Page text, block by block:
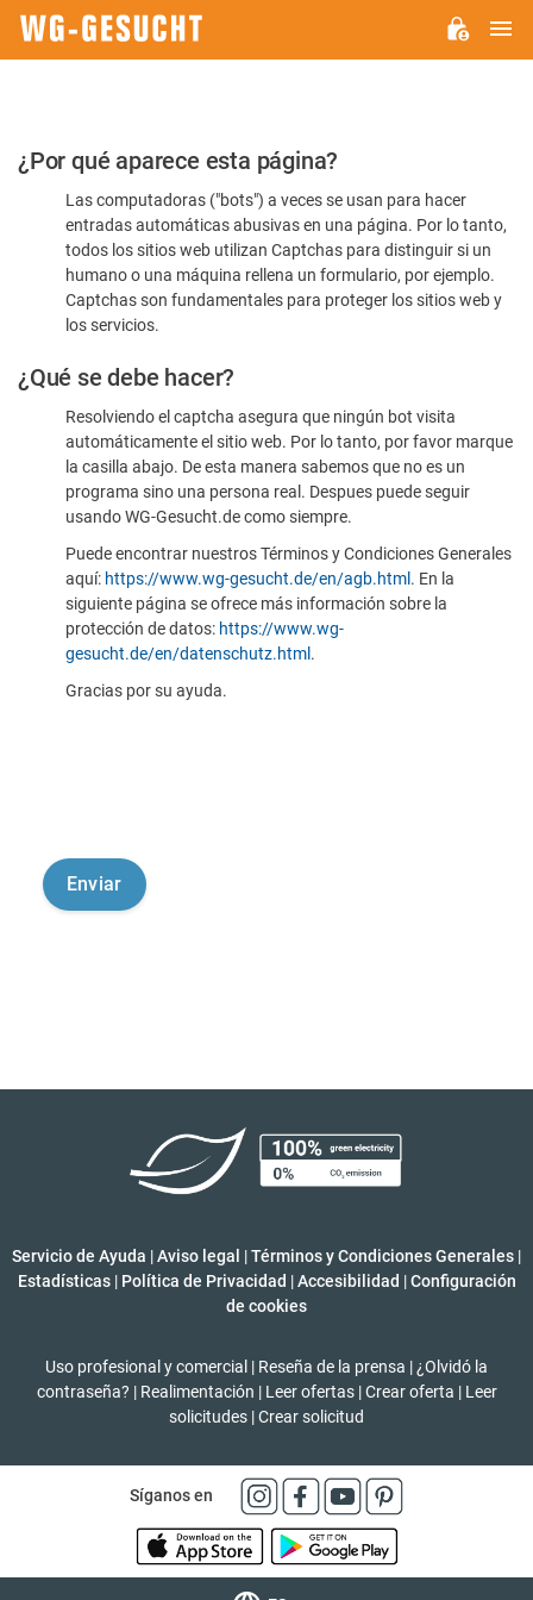
Por
favor,
confirme
humano
¿Por qué aparece esta página?
Las computadoras ("bots") a veces se usan para hacer
entradas automáticas abusivas en una página. Por lo tanto,
todos los sitios web utilizan Captchas para distinguir si un
humano o una máquina rellena un formulario, por ejemplo.
Captchas son fundamentales para proteger los sitios web y
los servicios.
¿Qué se debe hacer?
Resolviendo el captcha asegura que ningún bot visita
automáticamente el sitio web. Por lo tanto, por favor marque
la casilla abajo. De esta manera sabemos que no es un
programa sino una persona real. Despues puede seguir
usando WG-Gesucht.de como siempre.
Puede encontrar nuestros Términos y Condiciones Generales
aquí: https://www.wg-gesucht.de/en/agb.html . En la
siguiente página se ofrece más información sobre la
protección de datos: https://www.wg-
gesucht.de/en/datenschutz.html .
Gracias por su ayuda.
Servicio de Ayuda |Aviso legal |Términos y Condiciones Generales |
Estadísticas | Política de Privacidad | Accesibilidad | Configuración
de cookies
Uso profesional y comercial | Reseña de la prensa | ¿Olvidó la
contraseña? | Realimentación | Leer ofertas | Crear oferta | Leer
solicitudes |Crear solicitud
Síganos en